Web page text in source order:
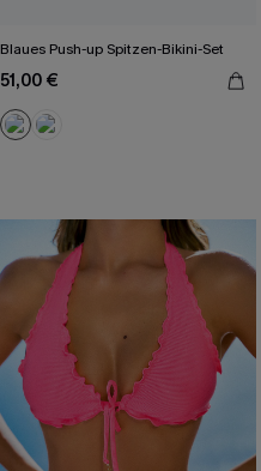
Blaues Push-up Spitzen-Bikini-Set
51,00 €